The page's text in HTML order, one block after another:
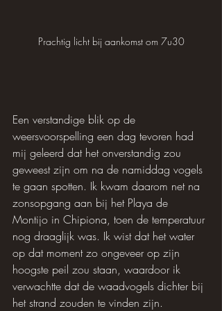
Prachtig licht bij aankomst om 7u30
Een verstandige blik op de
weersvoorspelling een dag tevoren had
mij geleerd dat het onverstandig zou
geweest zijn om na de namiddag vogels
te gaan spotten. Ik kwam daarom net na
zonsopgang aan bij het Playa de
Montijo in Chipiona, toen de temperatuur
nog draaglijk was. Ik wist dat het water
op dat moment zo ongeveer op zijn
hoogste peil zou staan, waardoor ik
verwachtte dat de waadvogels dichter bij
het strand zouden te vinden zijn.